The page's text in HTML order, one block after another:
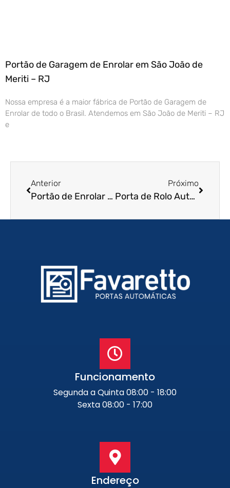
Portão de Garagem de Enrolar em São João de
Meriti – RJ
Nossa empresa é a maior fábrica de Portão de Garagem de
Enrolar de todo o Brasil. Atendemos em São João de Meriti – RJ
e
Anterior
Portão de Enrolar Residencial em Barueri – SP
Próximo
Porta de Rolo Automática em Florianópolis – SC
Funcionamento
Segunda a Quinta 08:00 - 18:00
Sexta 08:00 - 17:00
Endereço